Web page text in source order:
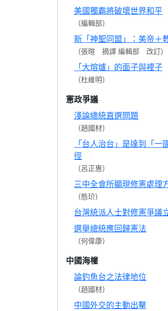
美國獨霸將破壞世界和平
（編輯部）
新「神聖同盟」：美帝＋
（張暄 摘譯 編輯部 改訂）
「大熔爐」的面子與裡子
（杜維明）
憲政爭議
淺論總統直選問題
（趙國材）
「台人治台」是達到「一
徑
（呂正惠）
三中全會所顯現修憲處理
（態玠）
台灣統派人士對修憲爭議
選舉總統應回歸憲法
（何偉康）
中國海權
論釣魚台之法律地位
（趙國材）
中國外交的主動出擊